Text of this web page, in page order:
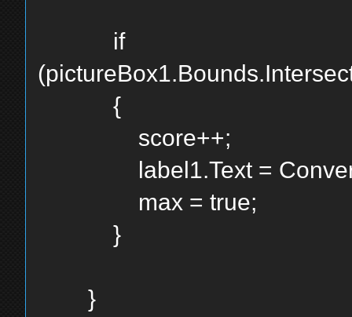
if
{
score++;
label1.Text =
max = true;
}
}